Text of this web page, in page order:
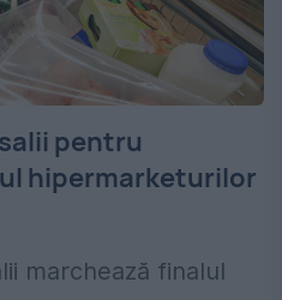
pentru
hipermarketurilor
marchează finalul